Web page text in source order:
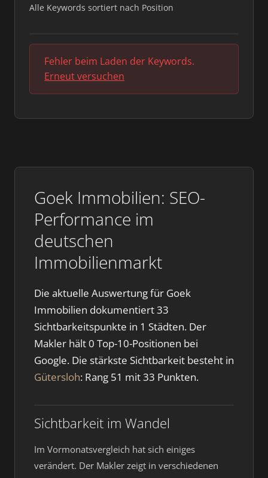
Goek Immobilien: SEO-
Performance im
deutschen
Immobilienmarkt
Die aktuelle Auswertung für Goek
Immobilien dokumentiert 33
Sichtbarkeitspunkte in 1 Städten. Der
Makler hält 0 Top-10-Positionen bei
Google. Die stärkste Sichtbarkeit besteht in
Gütersloh: Rang 51 mit 33 Punkten.
Sichtbarkeit im Wandel
Im Vormonatsvergleich hat sich einiges
verändert. Der Makler zeigt in verschiedenen
Alle Keywords sortiert nach Position
Fehler beim Laden der Keywords.
Erneut versuchen